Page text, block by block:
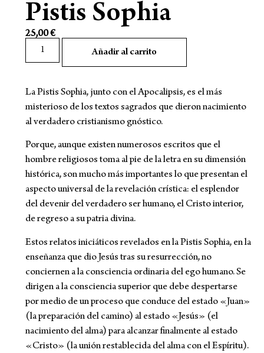
Pistis Sophia
25,00€
Añadir al carrito
La Pistis Sophia, junto con el Apocalipsis, es el más
misterioso de los textos sagrados que dieron nacimiento
al verdadero cristianismo gnóstico.
Porque, aunque existen numerosos escritos que el
hombre religiosos toma al pie de la letra en su dimensión
histórica, son mucho más importantes lo que presentan el
aspecto universal de la revelación crística: el esplendor
del devenir del verdadero ser humano, el Cristo interior,
de regreso a su patria divina.
Estos relatos iniciáticos revelados en la Pistis Sophia, en la
enseñanza que dio Jesús tras su resurrección, no
conciernen a la consciencia ordinaria del ego humano. Se
dirigen a la consciencia superior que debe despertarse
por medio de un proceso que conduce del estado «Juan»
(la preparación del camino) al estado «Jesús» (el
nacimiento del alma) para alcanzar finalmente al estado
«Cristo» (la unión restablecida del alma con el Espíritu).